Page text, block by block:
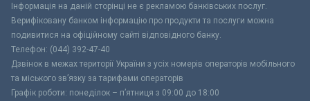
Інформація на даній сторінці не є рекламою банківських послуг.
Верифіковану банком інформацію про продукти та послуги можна
подивитися на офіційному сайті відповідного банку.
Телефон: (044) 392-47-40
Дзвінок в межах території України з усіх номерів операторів мобільного
та міського зв’язку за тарифами операторів
Графік роботи: понеділок – п’ятниця з 09:00 до 18:00